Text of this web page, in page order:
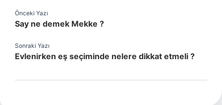
Önceki Yazı
Say ne demek Mekke ?
Sonraki Yazı
Evlenirken eş seçiminde nelere dikkat etmeli ?